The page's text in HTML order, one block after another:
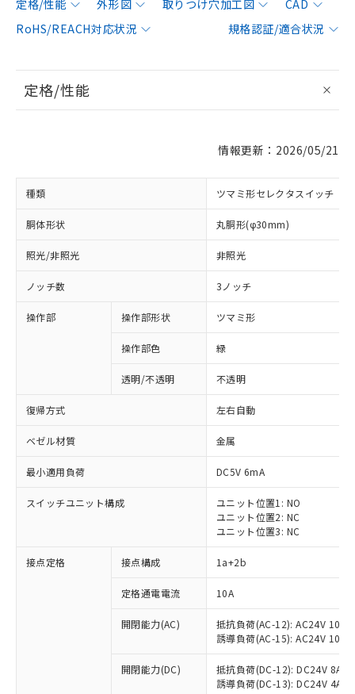
定格/性能 外形図 取りつけ穴加工図
CAD
RoHS/REACH対応状況
規格認証/適合状況
定格/性能
情報更新：2026/05/21
種類 ツマミ形セレクタスイッチ
胴体形状 丸胴形(φ30mm)
照光/非照光 非照光
ノッチ数 3ノッチ
操作部 操作部形状 ツマミ形
操作部色 緑
透明/不透明 不透明
復帰方式 左右自動
ベゼル材質 金属
最小適用負荷 DC5V 6mA
スイッチユニット構成
ユニット位置1: NO
ユニット位置2: NC
ユニット位置3: NC
接点定格 接点構成 1a+2b
定格通電電流 10A
開閉能力(AC)
抵抗負荷(AC-12): AC24V 10A/
誘導負荷(AC-15): AC24V
開閉能力(DC)
抵抗負荷(DC-12): DC24V 8A/
誘導負荷(DC-13): DC24V 4A/
ご利用条件
対応済み：EU RoHS指令（10物質）の
非含有に対応した製品が提供可能な商品で
有に対応した製品に切り替える予定のある